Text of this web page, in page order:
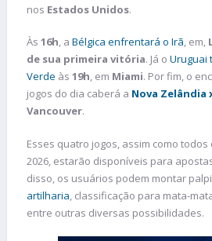
nos Estados Unidos.
Às 16h, a Bélgica enfrentará o Irã, em,
de sua primeira vitória. Já o Uruguai
Verde às 19h, em Miami. Por fim, o
jogos do dia caberá a Nova Zelândia
Vancouver.
Esses quatro jogos, assim como
2026, estarão disponíveis para
disso, os usuários podem montar
artilharia, classificação para mata-
entre outras diversas possibilidades.